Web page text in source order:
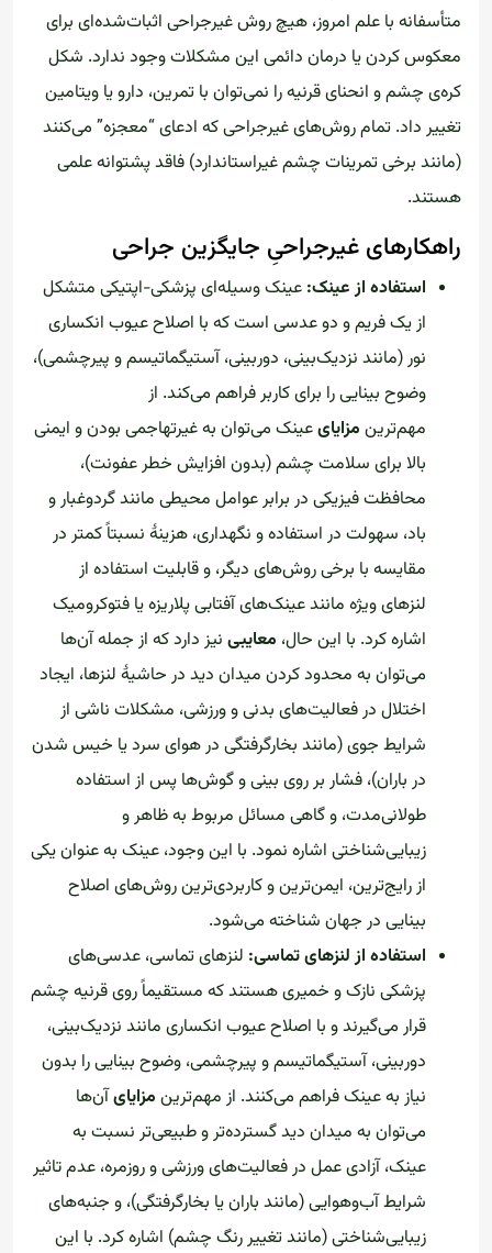
متأسفانه با علم امروز، هیچ روش غیرجراحی اثبات‌شده‌ای برای
معکوس کردن یا درمان دائمی این مشکلات وجود ندارد. شکل
کره‌ی چشم و انحنای قرنیه را نمی‌توان با تمرین، دارو یا ویتامین
تغییر داد. تمام روش‌های غیرجراحی که ادعای “معجزه” می‌کنند
(مانند برخی تمرینات چشم غیراستاندارد) فاقد پشتوانه علمی
هستند.
راهکارهای غیرجراحیِ جایگزین جراحی
استفاده از عینک: عینک وسیله‌ای پزشکی-اپتیکی متشکل
از یک فریم و دو عدسی است که با اصلاح عیوب انکساری
نور (مانند نزدیک‌بینی، دوربینی، آستیگماتیسم و پیرچشمی)،
وضوح بینایی را برای کاربر فراهم می‌کند. از
مهم‌ترین مزایایعینک می‌توان به غیرتهاجمی بودن و ایمنی
بالا برای سلامت چشم (بدون افزایش خطر عفونت)،
محافظت فیزیکی در برابر عوامل محیطی مانند گردوغبار و
باد، سهولت در استفاده و نگهداری، هزینهٔ نسبتاً کمتر در
مقایسه با برخی روش‌های دیگر، و قابلیت استفاده از
لنزهای ویژه مانند عینک‌های آفتابی پلاریزه یا فتوکرومیک
اشاره کرد. با این حال، معایبی نیز دارد که از جمله آن‌ها
می‌توان به محدود کردن میدان دید در حاشیهٔ لنزها، ایجاد
اختلال در فعالیت‌های بدنی و ورزشی، مشکلات ناشی از
شرایط جوی (مانند بخارگرفتگی در هوای سرد یا خیس شدن
در باران)، فشار بر روی بینی و گوش‌ها پس از استفاده
طولانی‌مدت، و گاهی مسائل مربوط به ظاهر و
زیبایی‌شناختی اشاره نمود. با این وجود، عینک به عنوان یکی
از رایج‌ترین، ایمن‌ترین و کاربردی‌ترین روش‌های اصلاح
بینایی در جهان شناخته می‌شود.
استفاده از لنزهای تماسی: لنزهای تماسی، عدسی‌های
پزشکی نازک و خمیری هستند که مستقیماً روی قرنیه چشم
قرار می‌گیرند و با اصلاح عیوب انکساری مانند نزدیک‌بینی،
دوربینی، آستیگماتیسم و پیرچشمی، وضوح بینایی را بدون
نیاز به عینک فراهم می‌کنند. از مهم‌ترین مزایایآن‌ها
می‌توان به میدان دید گسترده‌تر و طبیعی‌تر نسبت به
عینک، آزادی عمل در فعالیت‌های ورزشی و روزمره، عدم تاثیر
شرایط آب‌وهوایی (مانند باران یا بخارگرفتگی)، و جنبه‌های
زیبایی‌شناختی (مانند تغییر رنگ چشم) اشاره کرد. با این